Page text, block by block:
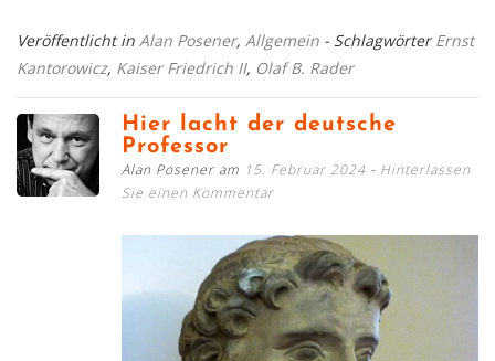
Veröffentlicht in Alan Posener, Allgemein - SchlagwörterErnst
Kantorowicz, Kaiser Friedrich II, Olaf B. Rader
Hier lacht der deutsche
Professor
Alan Posener am 15. Februar 2024
Hinterlassen
Sie einen Kommentar